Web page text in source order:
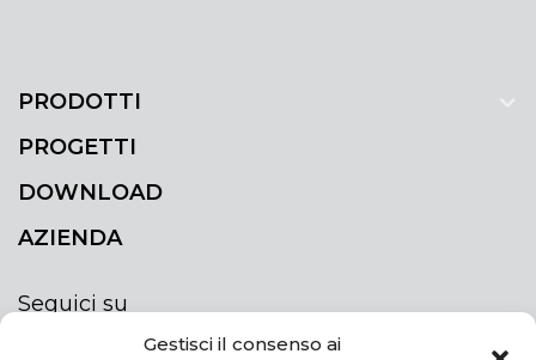
Gestisci il consenso ai
PRODOTTI
PROGETTI
DOWNLOAD
AZIENDA
Seguici su